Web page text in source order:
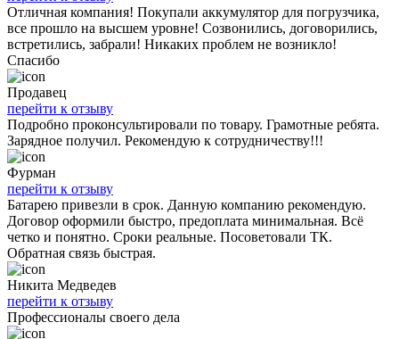
Отличная компания! Покупали аккумулятор для погрузчика,
все прошло на высшем уровне! Созвонились, договорились,
встретились, забрали! Никаких проблем не возникло!
Спасибо
Продавец
перейти к отзыву
Подробно проконсультировали по товару. Грамотные ребята.
Зарядное получил. Рекомендую к сотрудничеству!!!
Фурман
перейти к отзыву
Батарею привезли в срок. Данную компанию рекомендую.
Договор оформили быстро, предоплата минимальная. Всё
четко и понятно. Сроки реальные. Посоветовали ТК.
Обратная связь быстрая.
Никита Медведев
перейти к отзыву
Профессионалы своего дела